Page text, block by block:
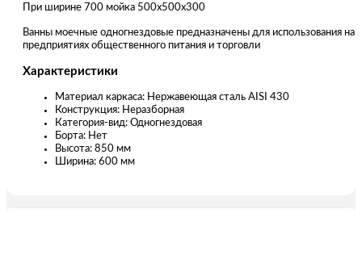
При ширине 700 мойка 500х500х300
Ванны моечные одногнездовые предназначены для использования на
предприятиях общественного питания и торговли
Характеристики
Материал каркаса: Нержавеющая сталь AISI 430
Конструкция: Неразборная
Категория-вид: Одногнездовая
Борта: Нет
Высота: 850 мм
Ширина: 600 мм